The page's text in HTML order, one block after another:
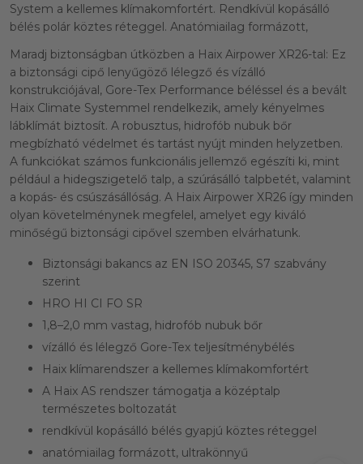
System a kellemes klímakomfortért. Rendkívül kopásálló
bélés polár köztes réteggel. Anatómiailag formázott,
Maradj biztonságban útközben a Haix Airpower XR26-tal: Ez
a biztonsági cipő lenyűgöző lélegző és vízálló
konstrukciójával, Gore-Tex Performance béléssel és a bevált
Haix Climate Systemmel rendelkezik, amely kényelmes
lábklímát biztosít. A robusztus, hidrofób nubuk bőr
megbízható védelmet és tartást nyújt minden helyzetben.
A funkciókat számos funkcionális jellemző egészíti ki, mint
például a hidegszigetelő talp, a szúrásálló talpbetét, valamint
a kopás- és csúszásállóság. A Haix Airpower XR26 így minden
olyan követelménynek megfelel, amelyet egy kiváló
minőségű biztonsági cipővel szemben elvárhatunk.
Biztonsági bakancs az EN ISO 20345, S7 szabvány
szerint
HRO HI CI FO SR
1,8–2,0 mm vastag, hidrofób nubuk bőr
vízálló és lélegző Gore-Tex teljesítménybélés
Haix klímarendszer a kellemes klímakomfortért
A Haix AS rendszer támogatja a középtalp
természetes boltozatát
rendkívül kopásálló bélés gyapjú köztes réteggel
anatómiailag formázott, ultrakönnyű